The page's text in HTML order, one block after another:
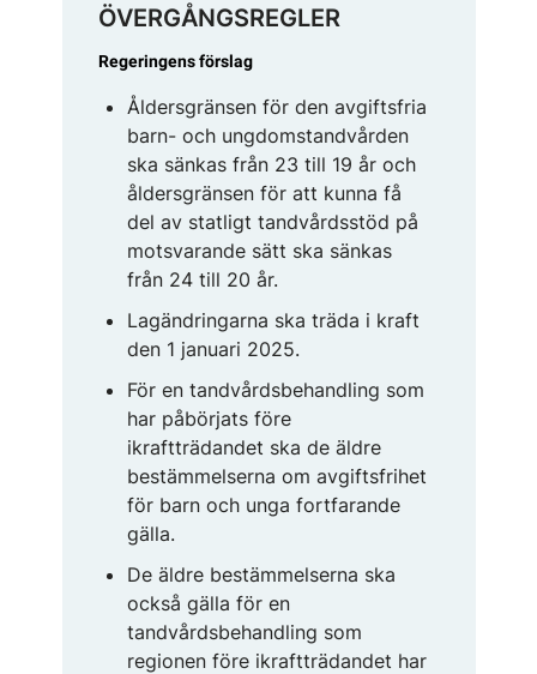
ÖVERGÅNGSREGLER
Regeringens förslag
Åldersgränsen för den avgiftsfria
barn- och ungdomstandvården
ska sänkas från 23 till 19 år och
åldersgränsen för att kunna få
del av statligt tandvårdsstöd på
motsvarande sätt ska sänkas
från 24 till 20 år.
Lagändringarna ska träda i kraft
den 1 januari 2025.
För en tandvårdsbehandling som
har påbörjats före
ikraftträdandet ska de äldre
bestämmelserna om avgifts­frihet
för barn och unga fort­farande
gälla.
De äldre bestämmelserna ska
också gälla för en
tandvårdsbehandling som
regionen före ikraftträdandet har